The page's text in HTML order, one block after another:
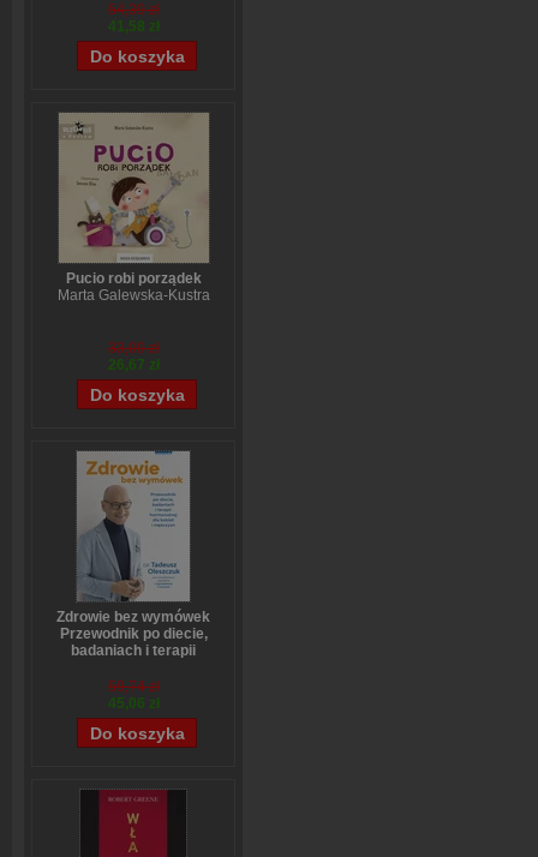
54,39 zł
41,58 zł
Pucio robi porządek
Marta Galewska-Kustra
33,09 zł
26,67 zł
Zdrowie bez wymówek
Przewodnik po diecie,
badaniach i terapii
mężczyzn
Tadeusz Oleszczuk
59,74 zł
45,06 zł